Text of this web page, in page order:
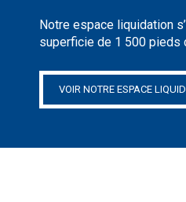
Notre espace liquidation
superficie de 1 500 pieds
VOIR NOTRE ESPACE